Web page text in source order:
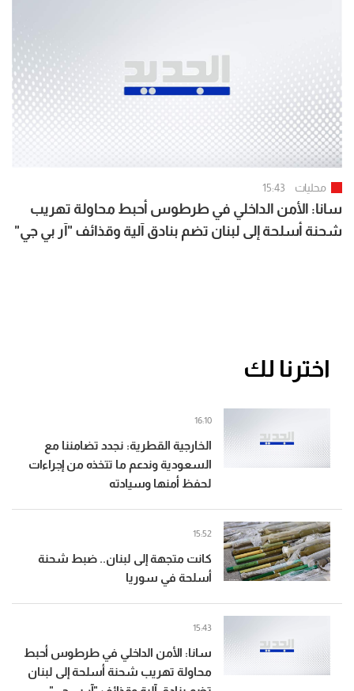
محليات 15:43
سانا: الأمن الداخلي في طرطوس أحبط محاولة تهريب
شحنة أسلحة إلى لبنان تضم بنادق آلية وقذائف "آر بي جي"
اخترنا لك
الخارجية القطرية: نجدد تضامننا مع
السعودية وندعم ما تتخذه من إجراءات
لحفظ أمنها وسيادته
16:10
كانت متجهة إلى لبنان.. ضبط شحنة
أسلحة في سوريا
15:52
سانا: الأمن الداخلي في طرطوس أحبط
محاولة تهريب شحنة أسلحة إلى لبنان
15:43